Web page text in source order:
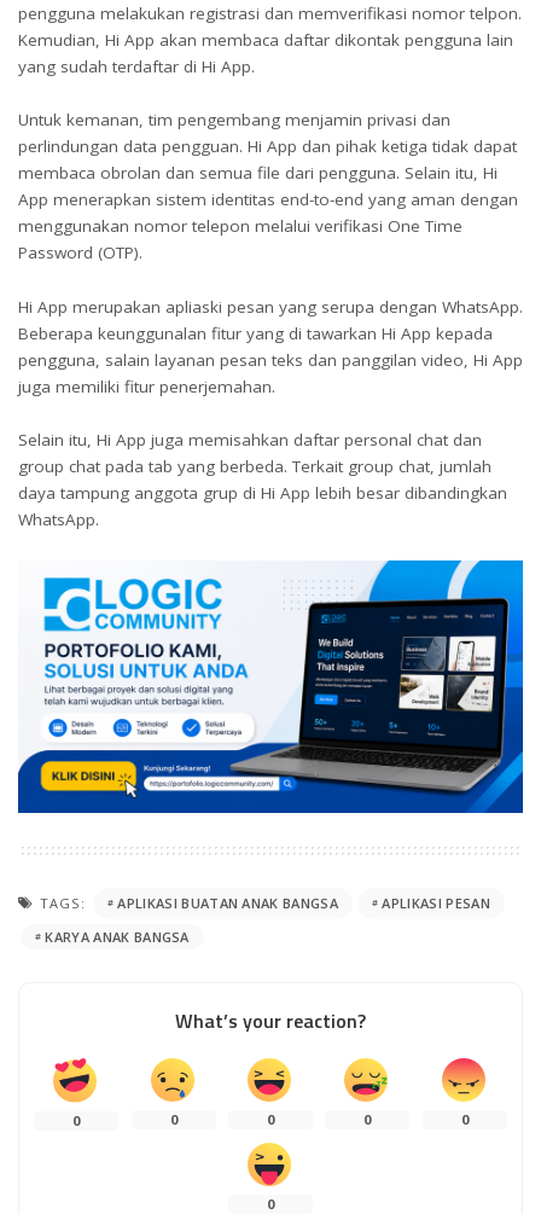
pengguna melakukan registrasi dan memverifikasi nomor telpon.
Kemudian, Hi App akan membaca daftar dikontak pengguna lain
yang sudah terdaftar di Hi App.
Untuk kemanan, tim pengembang menjamin privasi dan
perlindungan data pengguan. Hi App dan pihak ketiga tidak dapat
membaca obrolan dan semua file dari pengguna. Selain itu, Hi
App menerapkan sistem identitas end-to-end yang aman dengan
menggunakan nomor telepon melalui verifikasi One Time
Password (OTP).
Hi App merupakan apliaski pesan yang serupa dengan WhatsApp.
Beberapa keunggunalan fitur yang di tawarkan Hi App kepada
pengguna, salain layanan pesan teks dan panggilan video, Hi App
juga memiliki fitur penerjemahan.
Selain itu, Hi App juga memisahkan daftar personal chat dan
group chat pada tab yang berbeda. Terkait group chat, jumlah
daya tampung anggota grup di Hi App lebih besar dibandingkan
WhatsApp.
TAGS: APLIKASI BUATAN ANAK BANGSA
APLIKASI PESAN
KARYA ANAK BANGSA
What’s your reaction?
0 0 0 0 0
0